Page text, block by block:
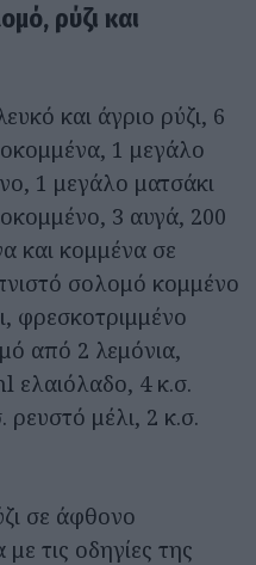
ρύζι και
και άγριο ρύζι, 6
1 μεγάλο
1 μεγάλο ματσάκι
3 αυγά, 200
και κομμένα σε
σολομό κομμένο
φρεσκοτριμμένο
από 2 λεμόνια,
ελαιόλαδο, 4 κ.σ.
ρευστό μέλι, 2 κ.σ.
σε άφθονο
τις οδηγίες της